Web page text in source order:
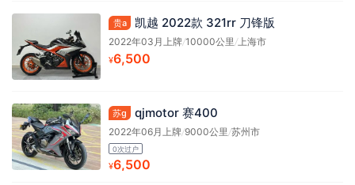
贵a 凯越 2022款 321rr 刀锋版
2022年03月上牌/10000公里/上海市
¥6,500
苏g qjmotor 赛400
2022年06月上牌/9000公里/苏州市
0次过户
¥6,500